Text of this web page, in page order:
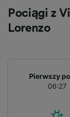
Pociągi z
Lorenzo
Pierwszy
06:27
List of